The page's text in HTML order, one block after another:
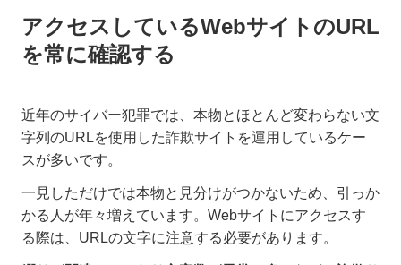
アクセスしているWebサイトのURL
を常に確認する
近年のサイバー犯罪では、本物とほとんど変わらない文
字列のURLを使用した詐欺サイトを運用しているケー
スが多いです。
一見しただけでは本物と見分けがつかないため、引っか
かる人が年々増えています。Webサイトにアクセスす
る際は、URLの文字に注意する必要があります。